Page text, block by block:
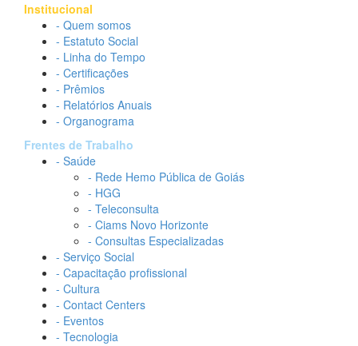
Institucional
- Quem somos
- Estatuto Social
- Linha do Tempo
- Certificações
- Prêmios
- Relatórios Anuais
- Organograma
Frentes de Trabalho
- Saúde
- Rede Hemo Pública de Goiás
- HGG
- Teleconsulta
- Ciams Novo Horizonte
- Consultas Especializadas
- Serviço Social
- Capacitação profissional
- Cultura
- Contact Centers
- Eventos
- Tecnologia